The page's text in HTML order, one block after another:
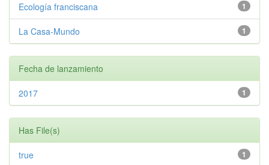
1
Ecología franciscana
1
La Casa-Mundo
Fecha de lanzamiento
1
2017
Has File(s)
1
true